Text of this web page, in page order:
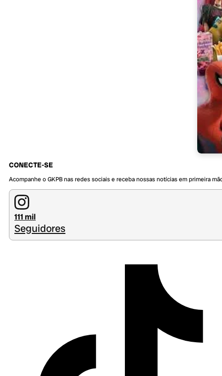
CONECTE-SE
Acompanhe o GKPB nas redes sociais e receba nossas notícias em primeira
111 mil
Seguidores